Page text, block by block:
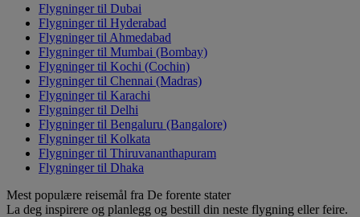
Flygninger til Dubai
Flygninger til Hyderabad
Flygninger til Ahmedabad
Flygninger til Mumbai (Bombay)
Flygninger til Kochi (Cochin)
Flygninger til Chennai (Madras)
Flygninger til Karachi
Flygninger til Delhi
Flygninger til Bengaluru (Bangalore)
Flygninger til Kolkata
Flygninger til Thiruvananthapuram
Flygninger til Dhaka
Mest populære reisemål fra De forente stater
La deg inspirere og planlegg og bestill din neste flygning eller feire.